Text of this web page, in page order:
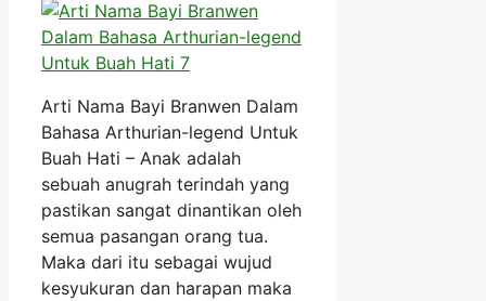
Arti Nama Bayi Branwen Dalam
Bahasa Arthurian-legend Untuk
Buah Hati – Anak adalah
sebuah anugrah terindah yang
pastikan sangat dinantikan oleh
semua pasangan orang tua.
Maka dari itu sebagai wujud
kesyukuran dan harapan maka